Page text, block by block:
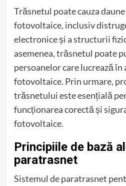
Trăsnetul poate cauza
fotovoltaice, inclusiv
electronice și a structurii
asemenea, trăsnetul poate
persoanelor care lucrează
fotovoltaice. Prin urmare,
trăsnetului este esențială
funcționarea corectă și
fotovoltaice.
Principiile de bază
paratrasnet
Sistemul de paratrasnet